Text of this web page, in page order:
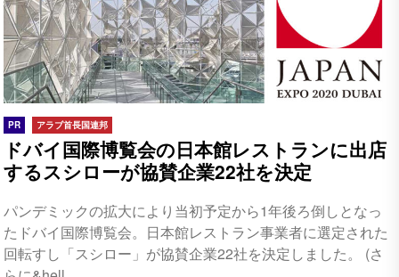
PR アラブ首長国連邦
ドバイ国際博覧会の日本館レストランに出店
するスシローが協賛企業22社を決定
パンデミックの拡大により当初予定から1年後ろ倒しとなっ
たドバイ国際博覧会。日本館レストラン事業者に選定された
回転すし「スシロー」が協賛企業22社を決定しました。 (さ